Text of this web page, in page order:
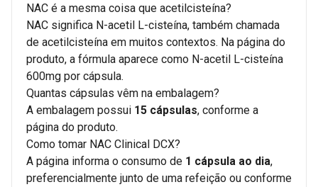
NAC é a mesma coisa que acetilcisteína?
NAC significa N-acetil L-cisteína, também chamada
de acetilcisteína em muitos contextos. Na página do
produto, a fórmula aparece como N-acetil L-cisteína
600mg por cápsula.
Quantas cápsulas vêm na embalagem?
A embalagem possui 15 cápsulas, conforme a
página do produto.
Como tomar NAC Clinical DCX?
A página informa o consumo de 1 cápsula ao dia,
preferencialmente junto de uma refeição ou conforme